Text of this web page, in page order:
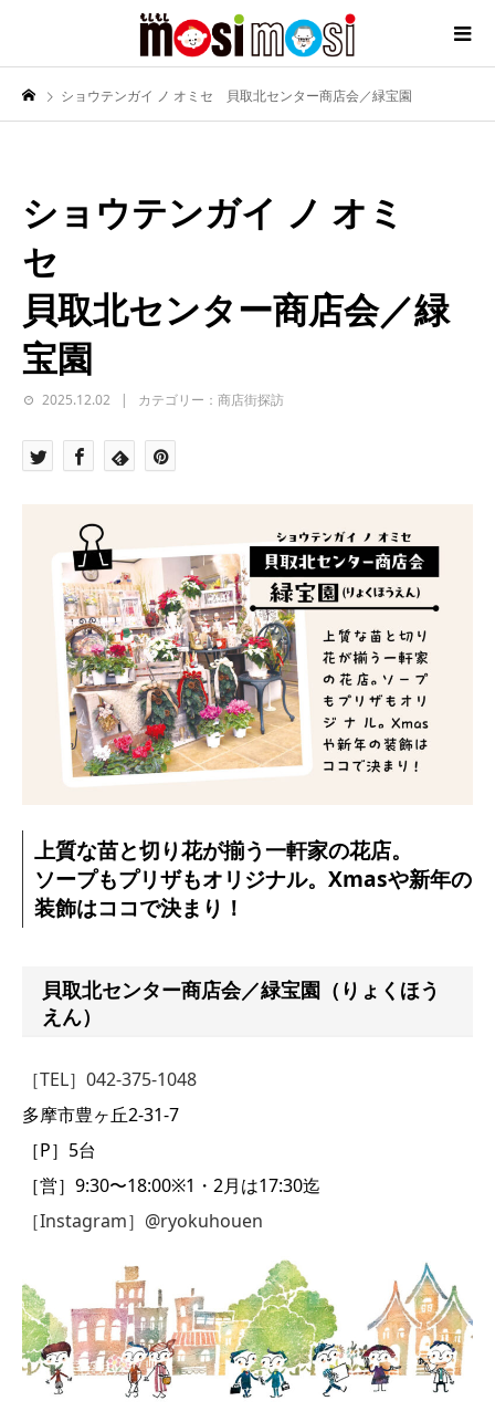
ショウテンガイ ノ オミセ 貝取北センター商店会／緑宝園
ショウテンガイ ノ オミ
セ
貝取北センター商店会／緑
宝園
2025.12.02 カテゴリー：商店街探訪
上質な苗と切り花が揃う一軒家の花店。
ソープもプリザもオリジナル。Xmasや新年の
装飾はココで決まり！
貝取北センター商店会／緑宝園（りょくほう
えん）
［TEL］042-375-1048
多摩市豊ヶ丘2-31-7
［P］5台
［営］9:30〜18:00※1・2月は17:30迄
［Instagram］@ryokuhouen